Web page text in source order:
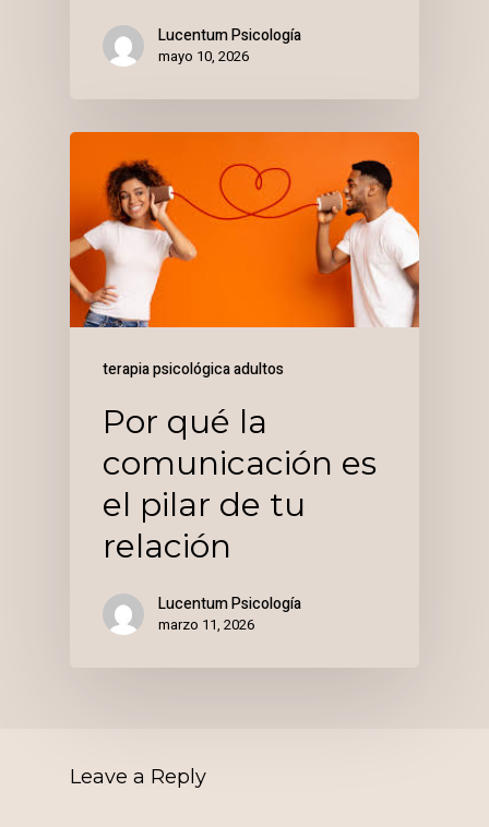
Lucentum Psicología
mayo 10, 2026
terapia psicológica adultos
Por qué la
comunicación es
el pilar de tu
relación
Lucentum Psicología
marzo 11, 2026
Leave a Reply